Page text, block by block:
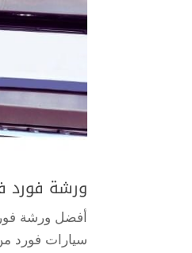
ورشة
أفضل ورشة
سيارات فورد من